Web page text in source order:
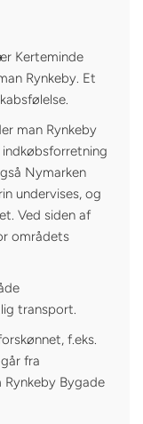
Kerteminde
Rynkeby. Et
man Rynkeby
indkøbsforretning
Nymarken
undervises, og
Ved siden af
områdets
transport.
f.eks.
fra
Bygade